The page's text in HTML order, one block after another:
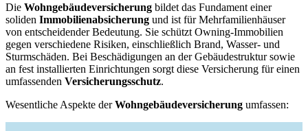
Die Wohngebäudeversicherung bildet das Fundament einer
soliden Immobilienabsicherung und ist für Mehrfamilienhäuser
von entscheidender Bedeutung. Sie schützt Owning-Immobilien
gegen verschiedene Risiken, einschließlich Brand, Wasser- und
Sturmschäden. Bei Beschädigungen an der Gebäudestruktur sowie
an fest installierten Einrichtungen sorgt diese Versicherung für einen
umfassenden Versicherungsschutz.
Wesentliche Aspekte derWohngebäudeversicherung umfassen: